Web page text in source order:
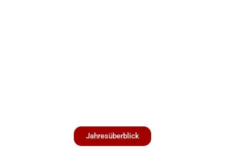
Jahresüberblick